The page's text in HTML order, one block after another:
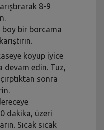
8-9
boy bir borcama
koyup iyice
devam edin. Tuz,
sonra
dakika, üzeri
Sıcak sıcak